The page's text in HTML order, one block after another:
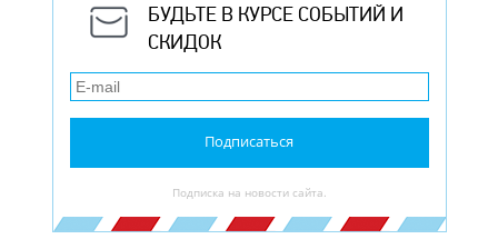
БУДЬТЕ В КУРСЕ СОБЫТИЙ И
СКИДОК
Подписаться
Подписка на новости сайта.